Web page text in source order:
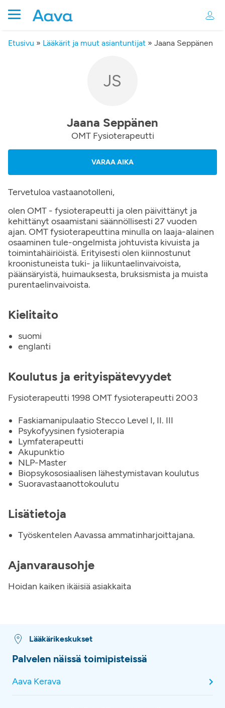
Etusivu » Lääkärit ja muut asiantuntijat » Jaana Seppänen
JS
Jaana Seppänen
OMT Fysioterapeutti
VARAA AIKA
Tervetuloa vastaanotolleni,
olen OMT - fysioterapeutti ja olen päivittänyt ja
kehittänyt osaamistani säännöllisesti 27 vuoden
ajan. OMT fysioterapeuttina minulla on laaja-alainen
osaaminen tule-ongelmista johtuvista kivuista ja
toimintahäiriöistä. Erityisesti olen kiinnostunut
kroonistuneista tuki- ja liikuntaelinvaivoista,
päänsäryistä, huimauksesta, bruksismista ja muista
purentaelinvaivoista.
Kielitaito
suomi
englanti
Koulutus ja erityispätevyydet
Fysioterapeutti 1998 OMT fysioterapeutti 2003
Faskiamanipulaatio Stecco Level I, II. III
Psykofyysinen fysioterapia
Lymfaterapeutti
Akupunktio
NLP-Master
Biopsykososiaalisen lähestymistavan koulutus
Suoravastaanottokoulutu
Lisätietoja
Työskentelen Aavassa ammatinharjoittajana.
Ajanvarausohje
Hoidan kaiken ikäisiä asiakkaita
Lääkärikeskukset
Palvelen näissä toimipisteissä
Aava Kerava